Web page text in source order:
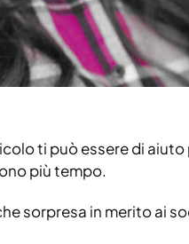
ti può essere di
più tempo.
sorpresa in merito ai